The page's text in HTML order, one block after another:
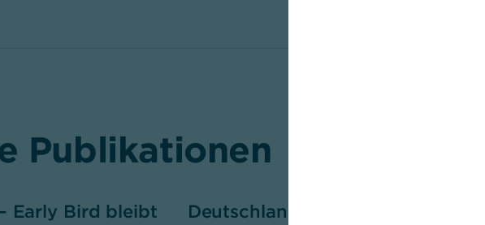
Publikationen
Early Bird bleibt
Deutschland – Schwächerer